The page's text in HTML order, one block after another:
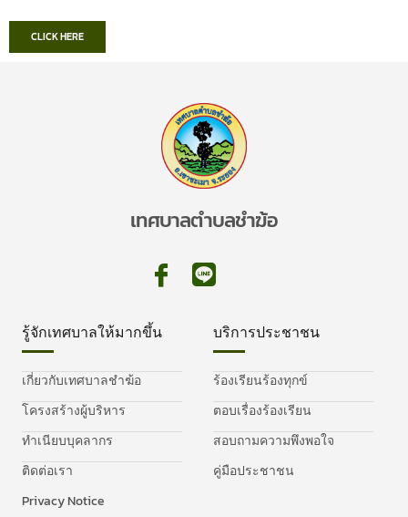
CLICK HERE
เทศบาลตำบลชำฆ้อ
รู้จักเทศบาลให้มากขึ้น
เกี่ยวกับเทศบาลชำฆ้อ
โครงสร้างผู้บริหาร
ทำเนียบบุคลากร
ติดต่อเรา
Privacy Notice
บริการประชาชน
ร้องเรียนร้องทุกข์
ตอบเรื่องร้องเรียน
สอบถามความพึงพอใจ
คู่มือประชาชน